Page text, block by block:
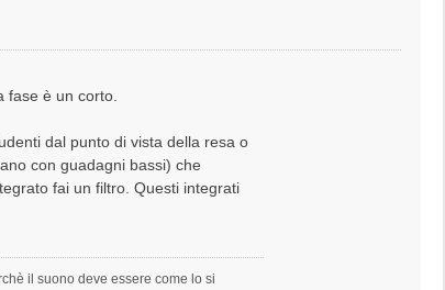
fase è un corto.
dal punto di vista della resa o
con guadagni bassi) che
fai un filtro. Questi integrati
il suono deve essere come lo si